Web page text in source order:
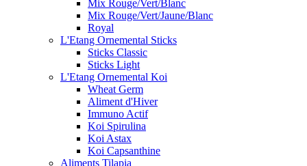
Mix Rouge/Vert/Blanc
Mix Rouge/Vert/Jaune/Blanc
Royal
L'Etang Ornemental Sticks
Sticks Classic
Sticks Light
L'Etang Ornemental Koi
Wheat Germ
Aliment d'Hiver
Immuno Actif
Koi Spirulina
Koi Astax
Koi Capsanthine
Aliments Tilapia